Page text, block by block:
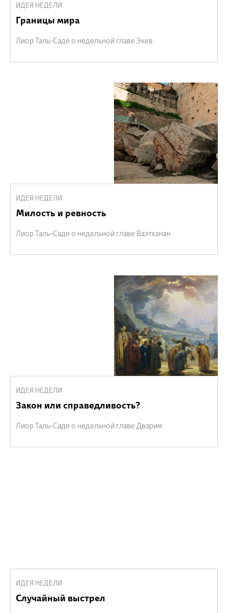
Границы мира
ИДЕЯ НЕДЕЛИ
Лиор Таль-Саде о недельной главе Экев
Милость и ревность
ИДЕЯ НЕДЕЛИ
Лиор Таль-Саде о недельной главе Ваэтханан
Закон или справедливость?
ИДЕЯ НЕДЕЛИ
Лиор Таль-Саде о недельной главе Дварим
Случайный выстрел
ИДЕЯ НЕДЕЛИ